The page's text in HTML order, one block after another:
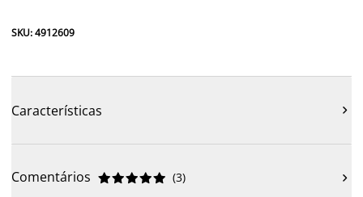
SKU: 4912609
Características 
Comentários 




 (3) 